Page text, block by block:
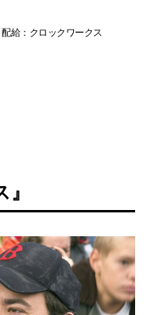
給：クロックワークス